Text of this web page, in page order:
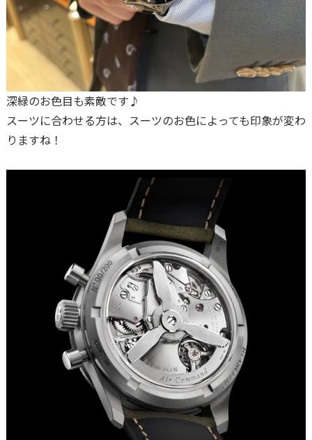
深緑のお色目も素敵です♪
スーツに合わせる方は、スーツのお色によっても印象が変わ
りますね！